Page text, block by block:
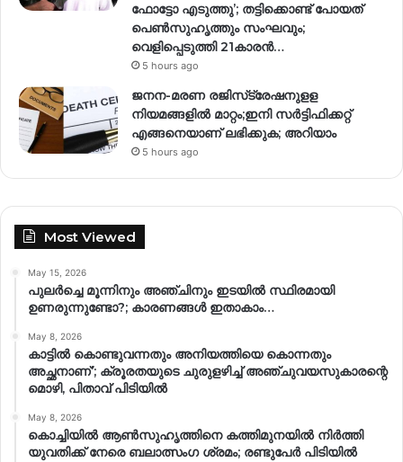
ഫോട്ടോ എടുത്തു’; തട്ടിക്കൊണ്ട് പോയത്
പെണ്‍സുഹൃത്തും സംഘവും;
വെളിപ്പെടുത്തി 21കാരന്‍…
5 hours ago
ജനന-മരണ രജിസ്‌ട്രേഷനുളള
നിയമങ്ങളില്‍ മാറ്റം;ഇനി സര്‍ട്ടിഫിക്കറ്റ്
എങ്ങനെയാണ് ലഭിക്കുക; അറിയാം
5 hours ago
Most Viewed
May 15, 2026
പുലർച്ചെ മൂന്നിനും അഞ്ചിനും ഇടയിൽ സ്ഥിരമായി
ഉണരുന്നുണ്ടോ?; കാരണങ്ങള്‍ ഇതാകാം…
May 8, 2026
കാട്ടിൽ കൊണ്ടുവന്നതും അനിയത്തിയെ കൊന്നതും
അച്ഛനാണ്’; ക്രൂരതയുടെ ചുരുളഴിച്ച് അഞ്ചുവയസുകാരന്റെ
മൊഴി, പിതാവ് പിടിയിൽ
May 8, 2026
കൊച്ചിയിൽ ആൺസുഹൃത്തിനെ കത്തിമുനയിൽ നിർത്തി
യുവതിക്ക് നേരെ ബലാത്സംഗ​ ശ്രമം; രണ്ടുപേർ പിടിയിൽ